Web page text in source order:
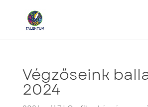
Végzőseink
2024